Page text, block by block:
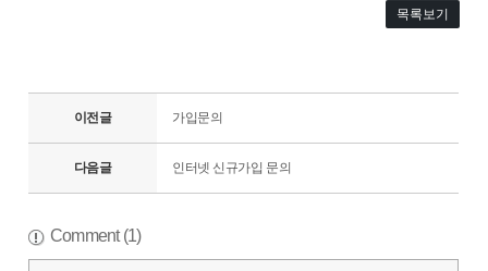
목록보기
이전글 가입문의
다음글 인터넷 신규가입 문의
Comment (1)